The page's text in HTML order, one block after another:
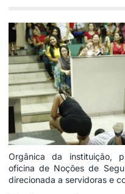
Orgânica da instituição,
oficina de Noções de
direcionada a servidoras e